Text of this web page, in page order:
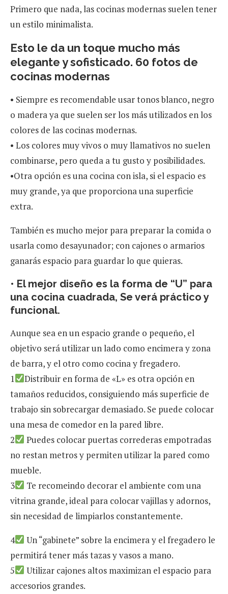
Primero que nada, las cocinas modernas suelen tener
un estilo minimalista.
Esto le da un toque mucho más
elegante y sofisticado. 60 fotos de
cocinas modernas
• Siempre es recomendable usar tonos blanco, negro
o madera ya que suelen ser los más utilizados en los
colores de las cocinas modernas.
• Los colores muy vivos o muy llamativos no suelen
combinarse, pero queda a tu gusto y posibilidades.
•Otra opción es una cocina con isla, si el espacio es
muy grande, ya que proporciona una superficie
extra.
También es mucho mejor para preparar la comida o
usarla como desayunador; con cajones o armarios
ganarás espacio para guardar lo que quieras.
• El mejor diseño es la forma de “U” para
una cocina cuadrada, Se verá práctico y
funcional.
Aunque sea en un espacio grande o pequeño, el
objetivo será utilizar un lado como encimera y zona
de barra, y el otro como cocina y fregadero.
1
Distribuir en forma de «L» es otra opción en
tamaños reducidos, consiguiendo más superficie de
trabajo sin sobrecargar demasiado. Se puede colocar
una mesa de comedor en la pared libre.
2
Puedes colocar puertas correderas empotradas
no restan metros y permiten utilizar la pared como
mueble.
3
Te recomeindo decorar el ambiente com una
vitrina grande, ideal para colocar vajillas y adornos,
sin necesidad de limpiarlos constantemente.
4
Un “gabinete” sobre la encimera y el fregadero le
permitirá tener más tazas y vasos a mano.
5
Utilizar cajones altos maximizan el espacio para
accesorios grandes.